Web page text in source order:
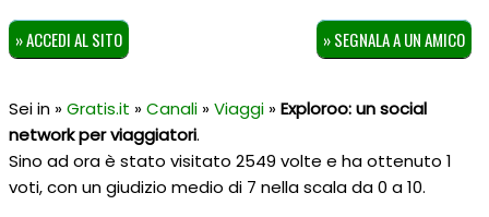
» ACCEDI AL SITO » SEGNALA A UN AMICO
Sei in »Gratis.it »Canali»Viaggi»Exploroo: un social
network per viaggiatori.
Sino ad ora è stato visitato 2549 volte e ha ottenuto 1
voti, con un giudizio medio di 7 nella scala da0 a10.